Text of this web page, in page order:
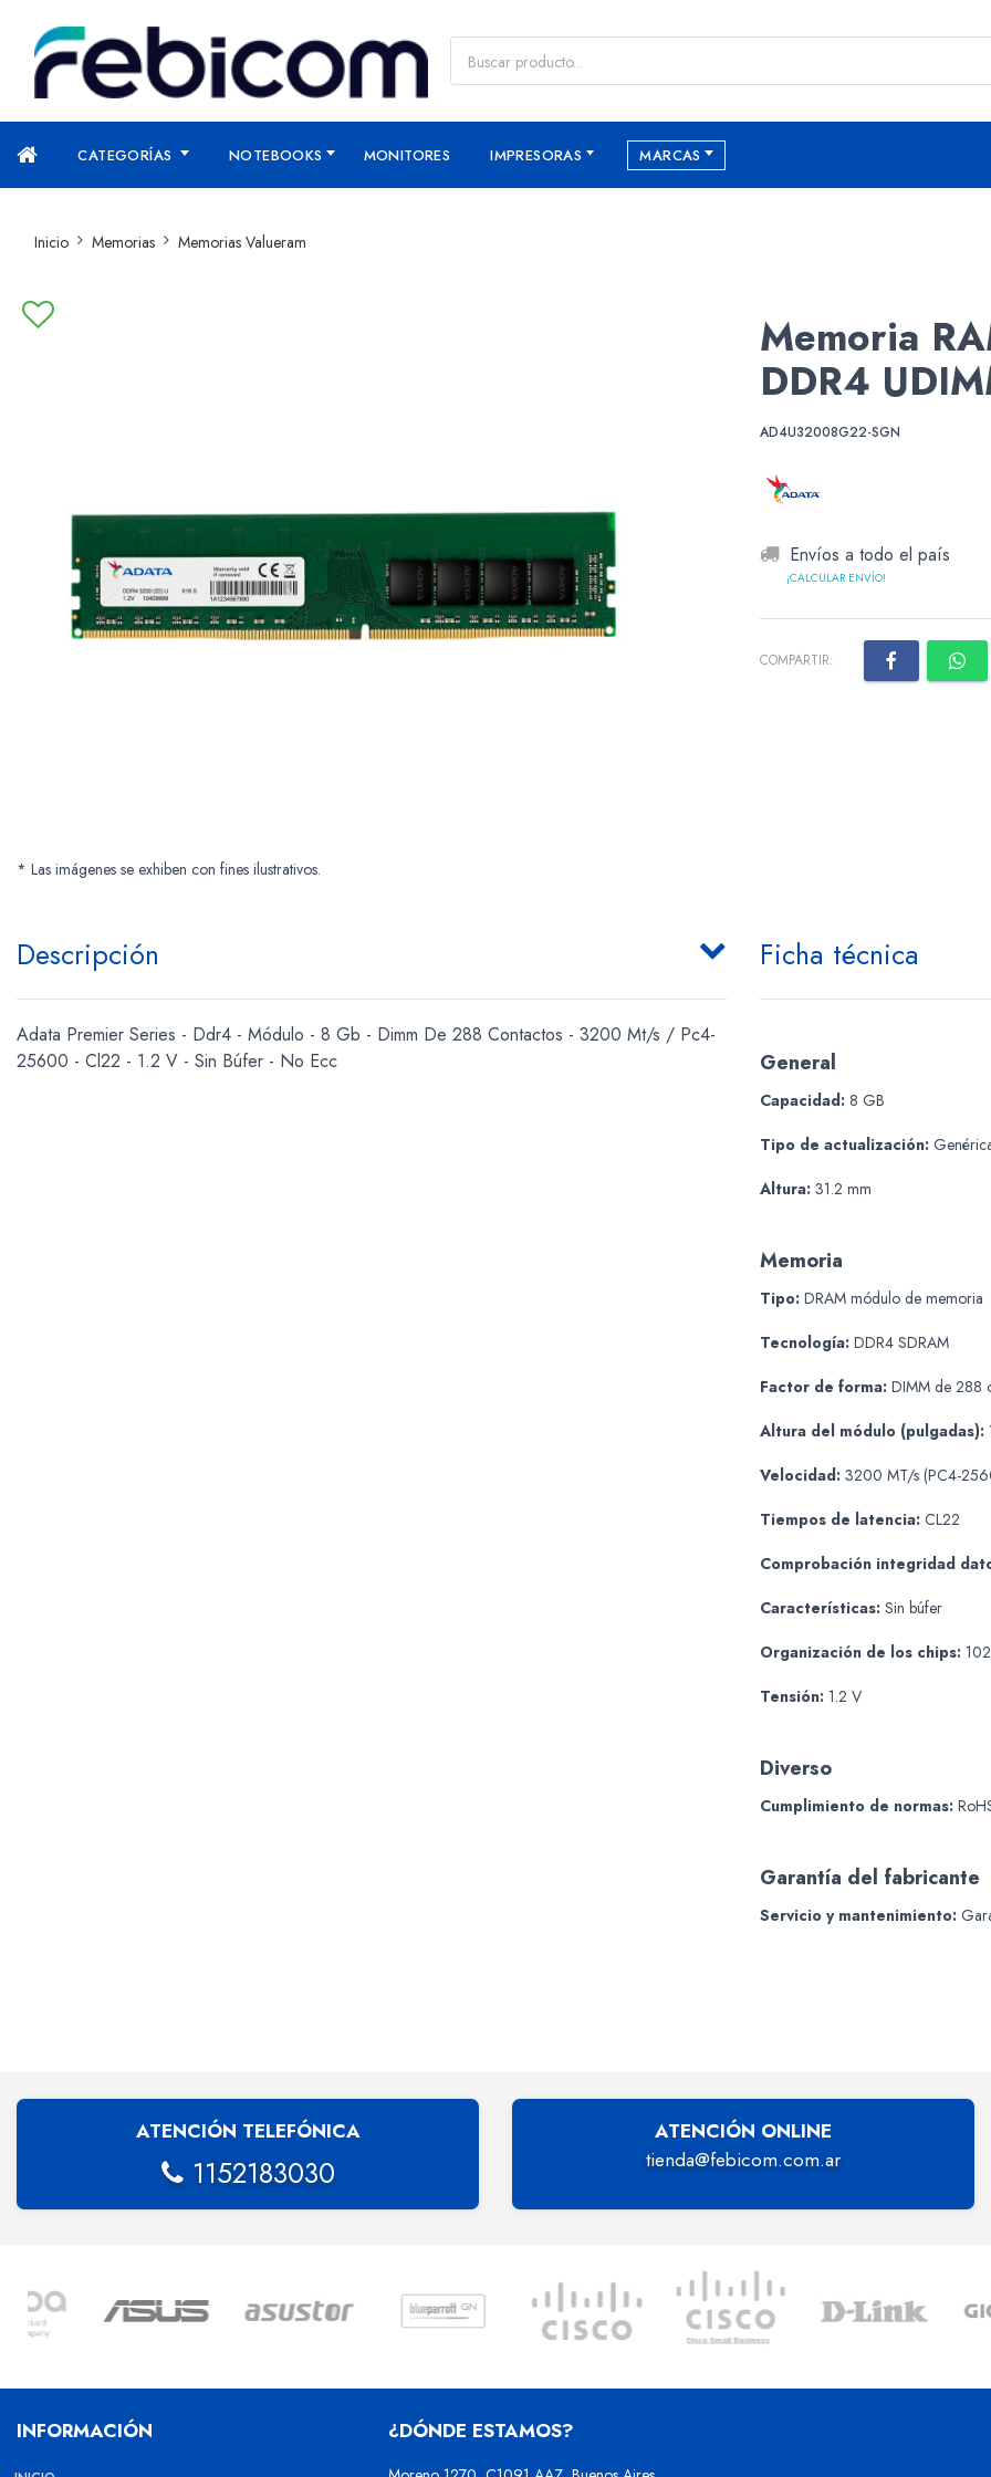
CATEGORÍAS NOTEBOOKS MONITORES IMPRESORAS MARCAS
Inicio Memorias Memorias Valueram
* Las imágenes se exhiben con fines ilustrativos.
Memoria
DDR4
AD4U32008G22-SGN
Envíos a todo el país
¡CALCULAR ENVÍO!
COMPARTIR:
Descripción
Adata Premier Series - Ddr4 - Módulo - 8 Gb - Dimm De 288 Contactos - 3200 Mt/s / Pc4-
25600 - Cl22 - 1.2 V - Sin Búfer - No Ecc
Ficha técnica
General
Capacidad: 8 GB
Tipo de actualización:
Altura: 31.2 mm
Memoria
Tipo: DRAM módulo de memoria
Tecnología: DDR4 SDRAM
Factor de forma: DIMM de 288
Altura del módulo (pulgadas):
Velocidad: 3200 MT/s (PC4-
Tiempos de latencia: CL22
Comprobación integridad
Características: Sin búfer
Organización de los chips:
Tensión: 1.2 V
Diverso
Cumplimiento de normas:
Garantía del fabricante
Servicio y mantenimiento:
ATENCIÓN TELEFÓNICA
1152183030
ATENCIÓN ONLINE
tienda@febicom.com.ar
INFORMACIÓN ¿DÓNDE ESTAMOS?